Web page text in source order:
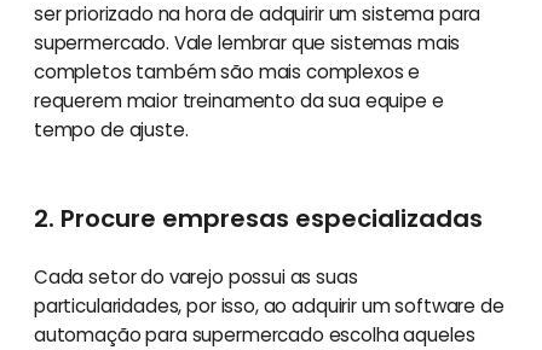
ser priorizado na hora de adquirir um sistema para
supermercado. Vale lembrar que sistemas mais
completos também são mais complexos e
requerem maior treinamento da sua equipe e
tempo de ajuste.
2. Procure empresas especializadas
Cada setor do varejo possui as suas
particularidades, por isso, ao adquirir um software de
automação para supermercado escolha aqueles